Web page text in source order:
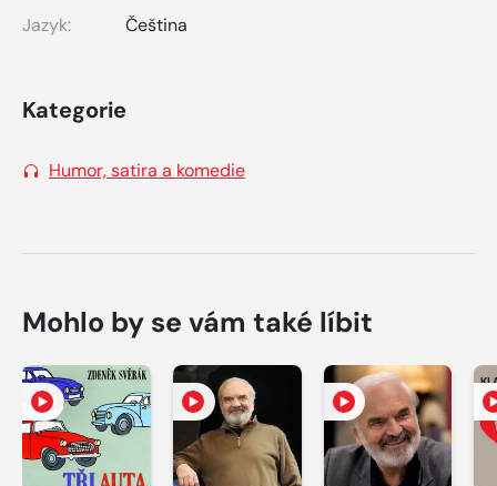
Jazyk:
Čeština
Kategorie
Humor, satira a komedie
Mohlo by se vám také líbit